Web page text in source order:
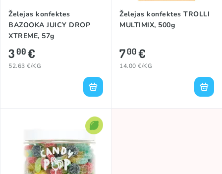
Želejas konfektes
BAZOOKA JUICY DROP
XTREME, 57g
300€
52.63 €/KG
Želejas konfektes TROLLI
MULTIMIX, 500g
700€
14.00 €/KG